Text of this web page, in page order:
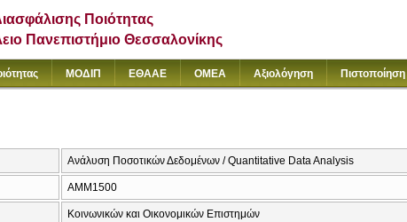
Ποιότητας
Πανεπιστήμιο Θεσσαλονίκης
ΜΟΔΙΠ ΕΘΑΑΕ ΟΜΕΑ Αξιολόγηση Πιστοποίηση
Ανάλυση Ποσοτικών Δεδομένων / Quantitative Data Analysis
ΑΜΜ1500
Κοινωνικών και Οικονομικών Επιστημών